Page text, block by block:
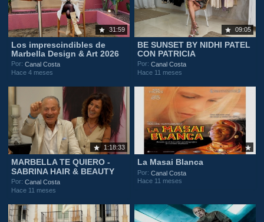
31:59
Los imprescindibles de
Marbella Design & Art 2026
Por:Canal Costa
Hace 4 meses
09:05
BE SUNSET BY NIDHI PATEL
CON PATRICIA
Por:Canal Costa
Hace 11 meses
1:18:33
MARBELLA TE QUIERO -
SABRINA HAIR & BEAUTY
Por:Canal Costa
Hace 11 meses
La Masai Blanca
Por:Canal Costa
Hace 11 meses